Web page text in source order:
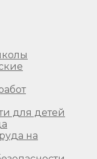
для детей
на